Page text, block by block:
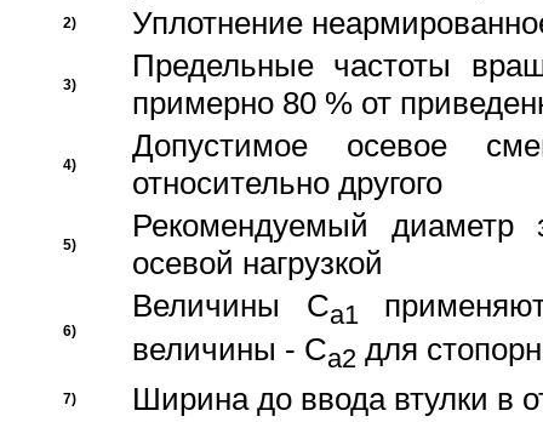
2) Уплотнение
3)
Предельные частоты
примерно 80 % от
4)
Допустимое осевое
относительно другого
5)
Рекомендуемый диаметр
осевой нагрузкой
6)
Величины Ca1
величины - Ca2 для
7) Ширина до ввода втулки в